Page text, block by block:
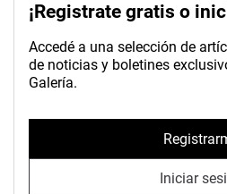
¡Registrate gratis o
Accedé a una selección de
de noticias y boletines
Galería.
Iniciar